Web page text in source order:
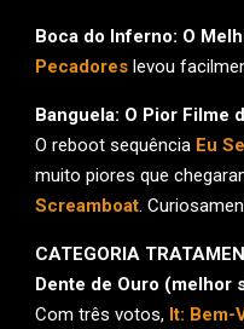
Boca do Inferno: O
Pecadores levou
Banguela: O Pior Filme
O reboot sequência Eu
muito piores que
Screamboat.
CATEGORIA
Dente de Ouro (melhor
Com três votos, It: Bem-